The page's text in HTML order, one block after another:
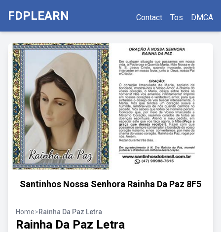
FDPLEARN Contact Tos DMCA
Santinhos Nossa Senhora Rainha Da Paz 8F5
Home>Rainha Da Paz Letra
Rainha Da Paz Letra